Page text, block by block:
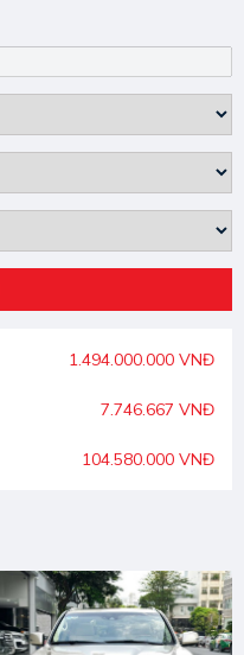
1.494.000.000 VNĐ
7.746.667 VNĐ
104.580.000 VNĐ